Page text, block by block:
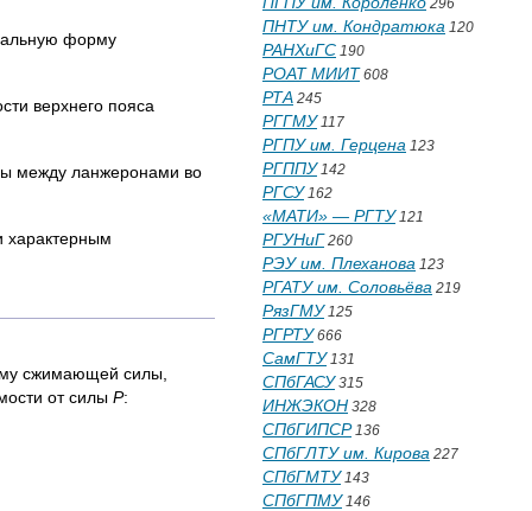
форму
верхнего пояса
между ланжеронами во
характерным
сжимающей силы,
от силы Р:
296
ПНТУ им. Кондратюка 120
РАНХиГС 190
РОАТ МИИТ 608
РТА 245
РГГМУ117
РГПУ им. Герцена 123
РГППУ142
РГСУ162
«МАТИ» — РГТУ121
РГУНиГ 260
РЭУ им. Плеханова 123
РГАТУ им. Соловьёва 219
РязГМУ125
РГРТУ666
СамГТУ131
СПбГАСУ315
ИНЖЭКОН 328
СПбГИПСР136
СПбГЛТУ им. Кирова 227
СПбГМТУ143
СПбГПМУ146